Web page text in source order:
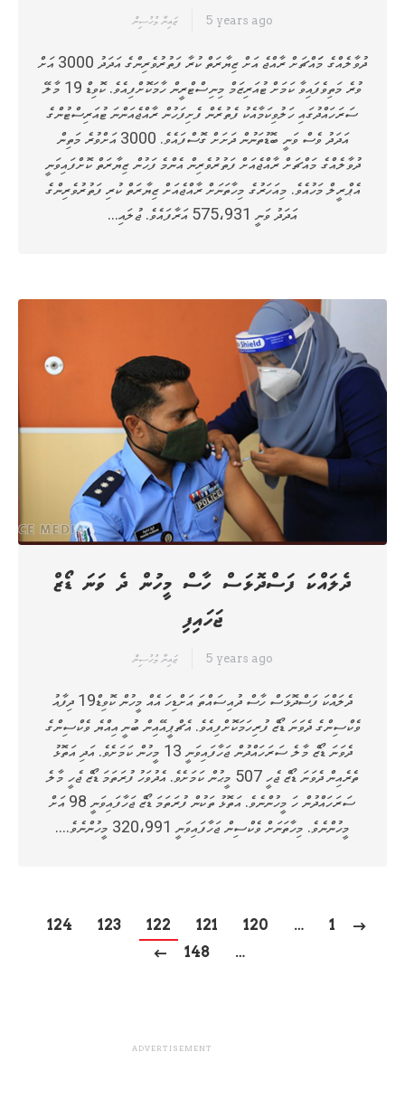
ޒައިނާ މުހުސިން 5 years ago
ދުވާލެއްގެ މަައްޗަށް ރާއްޖެ އަށް ޒިޔާރަތް ކުރާ ފަތުރުވެރިންގެ އަދަދު 3000 އަށް
ވުރެ މަތިވެފައިވާ ކަމަށް ޓުއަރިޒަމް މިނިސްޓްރީން ހާމަކޮށްފިއެވެ. ކޮވިޑް 19 މާލޭ
ސަރަހައްދުގައި ހަލުވިކަމާއެކު ފެތުރެން ފެށިފަހުން ރާއްޖެއަންނަ ޓުއަރިސްޓުންގެ
އަދަދު ވެސް ވަނީ ބޮޑުތަނުން ދަށަށް ގޮސްފައެވެ. 3000 އަށްވުރެ މަތިން
ދުވާލެއްގެ މައްޗަށް ރާއްޖެއަށް ފަތުރުވެރިން އެންމެ ފަހުން ޒިޔާރަތް ކޮށްފައިވަނީ
އެޕްރީލް މަހުއެވެ. މިއަހަރުގެ މިހާތަނަށް ރާއްޖެއަށް ޒިޔާރަތް ކުރި ފަތުރުވެރިންގެ
އަދަދު ވަނީ 575،931 އަރާފައެވެ. ޖުލައި…
ދެލައްކަ ފަސްދޮޅަސް ހާސް މީހުން ދެ ވަނަ ޑޯޒް
ޖަހައިފި
ޒައިނާ މުހުސިން 5 years ago
ދެލައްކަ ފަސްދޮޅަސް ހާސް ދުއިސައްތަ އަށްޑިހަ އެއް މީހުން ކޮވިޑް19 ދިފާއު
ވެކްސިންގެ ދެވަނަ ޑޯޒް ފުރިހަމަކޮށްފިއެވެ. އެޗްޕީއޭއިން ބުނީ އިއްޔެ ވެކްސިންގެ
ދެވަނަ ޑޯޒް މާލެ ސަރަހައްދުން ޖަހާފައިވަނީ 13 މީހުން ކަމަށެވެ. އަދި އަތޮޅު
ތެރެއިން ދެވަނަ ޑޯޒް ޖެހީ 507 މީޙުން ކަމަށެވެ. އެދުވަހު ފުރަތަމަ ޑޯޒް ޖެހީ މާލެ
ސަރަހައްދުން ހަ މީހުންނެވެ. އަތޮޅު ތަކުން ފުރަތަމަ ޑޯޒް ޖަހާފައިވަނީ 98 އަށް
މީހުންނެވެ. މިހާތަނަށް ވެކްސިން ޖަހާފައިވަނީ 320،991 މީހުންނެވެ.…
1
…
120
121
122
123
124
…
148